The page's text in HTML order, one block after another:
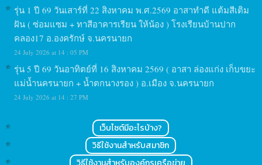
รุ่น 1 ปี 69 วันเสาร์ที่ 22 สิงหาคม พ.ศ.2569 อาสาทำดี แต้มสีเติม
ฝัน ( ซ่อมแซม + ทาสีอาคารเรียน ให้น้อง ) โรงเรียนบ้านปาก
คลอง17 อ.องครักษ์ จ.นครนายก
24 July 2026 at 14 : 05 PM
รุ่น 5 ปี 69 วันอาทิตย์ที่ 16 สิงหาคม 2569 ( อาสา ล่องแก่ง เก็บขยะ
แม่น้ำนครนายก + น้ำตกนางรอง ) อ.เมือง จ.นครนายก
24 July 2026 at 14 : 27 PM
เว็บไซต์มีอะไรบ้าง?
วิธีใช้งานสำหรับสมาชิก